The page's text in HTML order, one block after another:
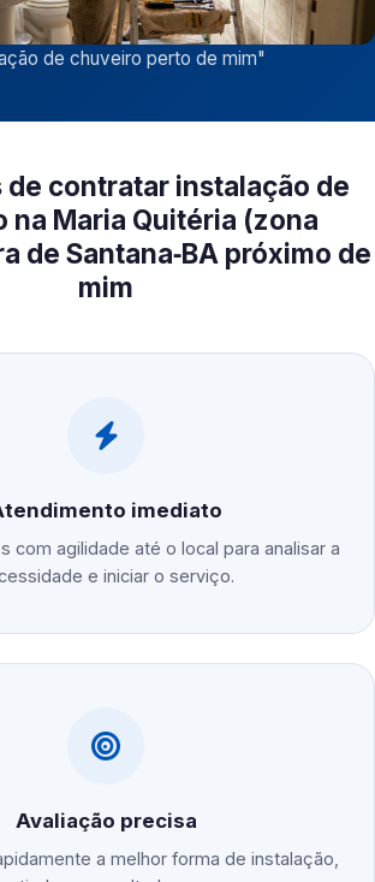
de chuveiro perto de mim"
contratar instalação de
na Maria Quitéria (zona
de Santana‑BA próximo de
mim
imediato
com agilidade até o local para analisar a
e iniciar o serviço.
Avaliação precisa
a melhor forma de instalação,